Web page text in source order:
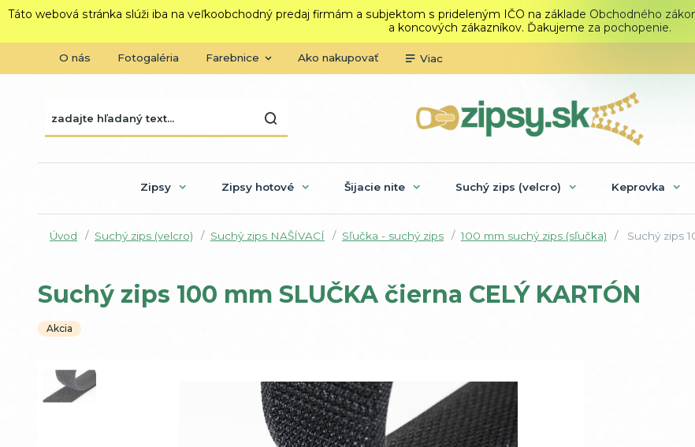
Táto webová stránka slúži iba na veľkoobchodný predaj firmám a subjektom s prideleným IČO na základe Obchodného
a koncových zákazníkov. Ďakujeme za pochopenie.
O nás Fotogaléria Farebnice Ako nakupovať Viac
Zipsy Zipsy hotové Šijacie nite Suchý zips (velcro) Keprovka
Úvod Suchý zips (velcro) Suchý zips NAŠÍVACÍ Sľučka - suchý zips 100 mm suchý zips (sľučka) Suchý zips
Suchý zips 100 mm SLUČKA čierna CELÝ KARTÓN
Akcia